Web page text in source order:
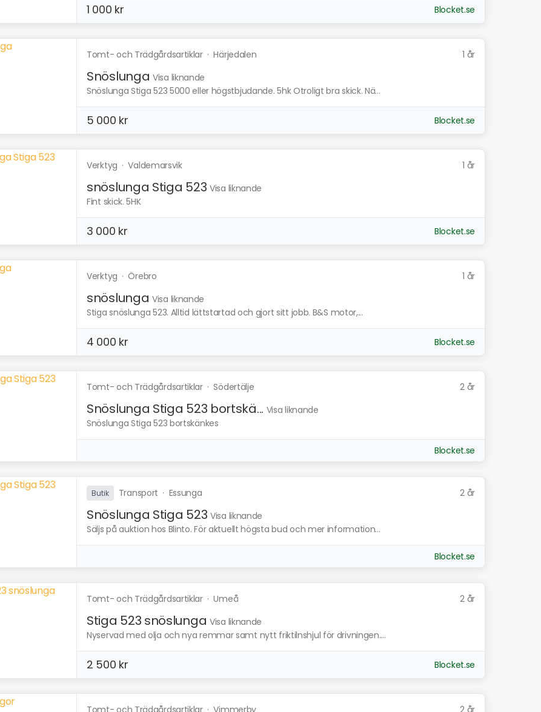
1 000 kr Blocket.se
Tomt- och Trädgårdsartiklar·Härjedalen 1 år
Snöslunga Visa liknande
Snöslunga Stiga 523 5000 eller högstbjudande. 5hk Otroligt bra skick. Nä...
5 000 kr Blocket.se
Verktyg ·Valdemarsvik 1 år
snöslunga Stiga 523 Visa liknande
Fint skick. 5HK
3 000 kr Blocket.se
Verktyg ·Örebro 1 år
snöslunga Visa liknande
Stiga snöslunga 523. Alltid lättstartad och gjort sitt jobb. B&S motor,...
4 000 kr Blocket.se
Tomt- och Trädgårdsartiklar·Södertälje 2 år
Snöslunga Stiga 523 bortskä... Visa liknande
Snöslunga Stiga 523 bortskänkes
Blocket.se
Butik Transport · Essunga 2 år
Snöslunga Stiga 523 Visa liknande
Säljs på auktion hos Blinto. För aktuellt högsta bud och mer information...
Blocket.se
Tomt- och Trädgårdsartiklar·Umeå 2 år
Stiga 523 snöslunga Visa liknande
Nyservad med olja och nya remmar samt nytt friktilnshjul för drivningen....
2 500 kr Blocket.se
Tomt- och Trädgårdsartiklar·Vimmerby 2 år